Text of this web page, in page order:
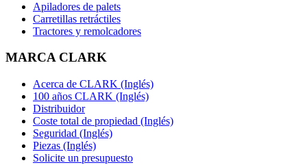
Apiladores de palets
Carretillas retráctiles
Tractores y remolcadores
MARCA CLARK
Acerca de CLARK (Inglés)
100 años CLARK (Inglés)
Distribuidor
Coste total de propiedad (Inglés)
Seguridad (Inglés)
Piezas (Inglés)
Solicite un presupuesto